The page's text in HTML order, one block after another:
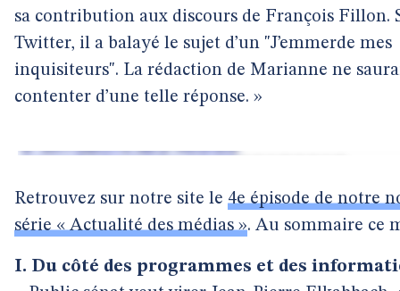
sa contribution aux discours de François Fillon.
Twitter, il a balayé le sujet d’un "J’emmerde mes
inquisiteurs". La rédaction de Marianne ne
contenter d’une telle réponse. »
Retrouvez sur notre site le 4e épisode de notre
série « Actualité des médias ». Au sommaire ce
I. Du côté des programmes et des